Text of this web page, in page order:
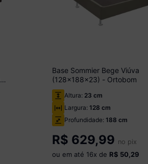
Base Sommier Bege Viúva
(128x188x23) - Ortobom
Altura: 23 cm
Largura:128 cm
Profundidade:188 cm
R$ 629,99 no pix
ou em até 16x de R$ 50,29